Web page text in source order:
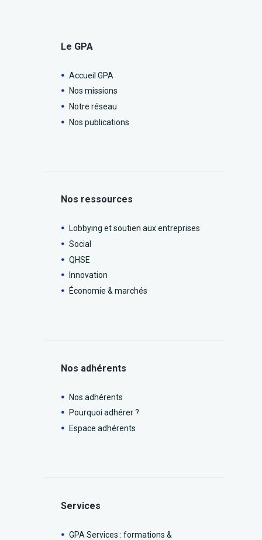
Le GPA
Accueil GPA
Nos missions
Notre réseau
Nos publications
Nos ressources
Lobbying et soutien aux entreprises
Social
QHSE
Innovation
Économie & marchés
Nos adhérents
Nos adhérents
Pourquoi adhérer ?
Espace adhérents
Services
GPA Services : formations &